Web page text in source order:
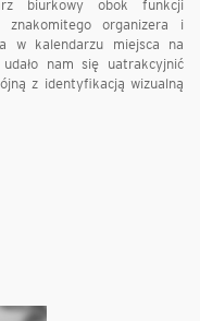
biurkowy obok funkcji
znakomitego organizera i
w kalendarzu miejsca na
nam się uatrakcyjnić
z identyfikacją wizualną